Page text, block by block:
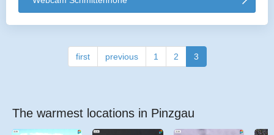
first previous 1 2 3
The warmest locations in Pinzgau